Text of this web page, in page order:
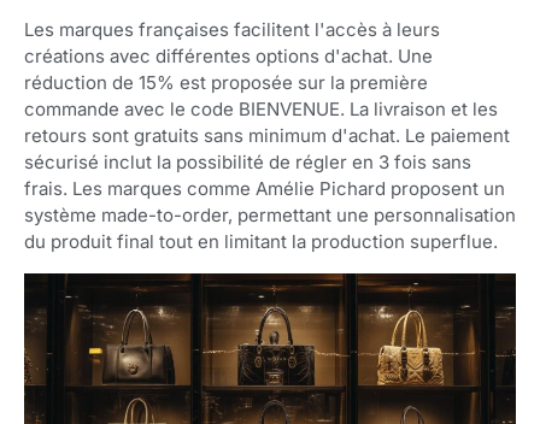
Les marques françaises facilitent l'accès à leurs
créations avec différentes options d'achat. Une
réduction de 15% est proposée sur la première
commande avec le code BIENVENUE. La livraison et les
retours sont gratuits sans minimum d'achat. Le paiement
sécurisé inclut la possibilité de régler en 3 fois sans
frais. Les marques comme Amélie Pichard proposent un
système made-to-order, permettant une personnalisation
du produit final tout en limitant la production superflue.